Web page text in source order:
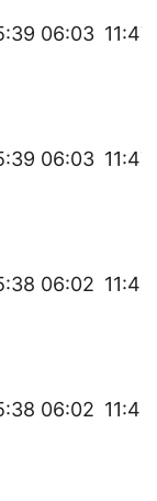
06:03 11:47
06:03 11:47
06:02 11:46
06:02 11:46